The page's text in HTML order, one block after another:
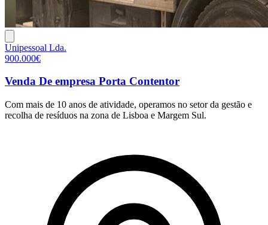
Unipessoal Lda.
900.000€
Venda De empresa Porta Contentor
Com mais de 10 anos de atividade, operamos no setor da gestão e
recolha de resíduos na zona de Lisboa e Margem Sul.